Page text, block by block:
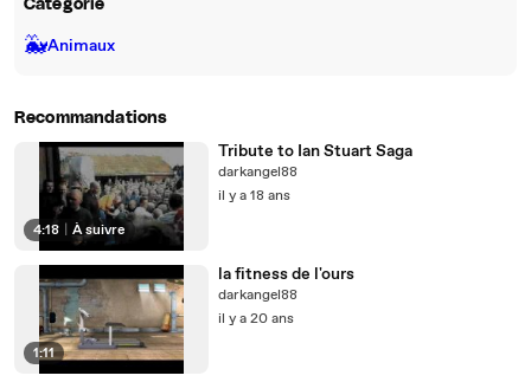
Catégorie
🐳Animaux
Recommandations
4:18 À suivre
Tribute to Ian Stuart Saga
darkangel88
il y a 18 ans
1:11
la fitness de l'ours
darkangel88
il y a 20 ans